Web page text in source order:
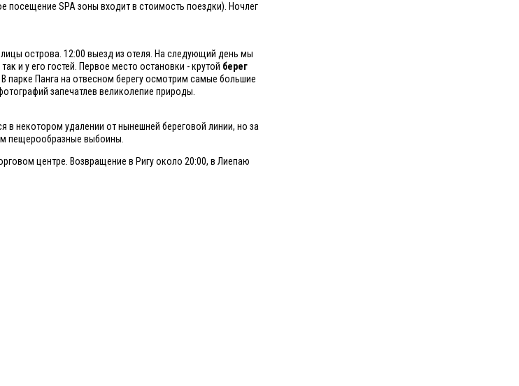
посещение SPA зоны входит в стоимость поездки). Ночлег
острова. 12:00 выезд из отеля. На следующий день мы
и у его гостей. Первое место остановки - крутой берег
Панга на отвесном берегу осмотрим самые большие
запечатлев великолепие природы.
в некотором удалении от нынешней береговой линии, но за
пещерообразные выбоины.
центре. Возвращение в Ригу около 20:00, в Лиепаю